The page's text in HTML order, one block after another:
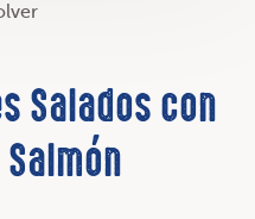
Salados con
Salmón